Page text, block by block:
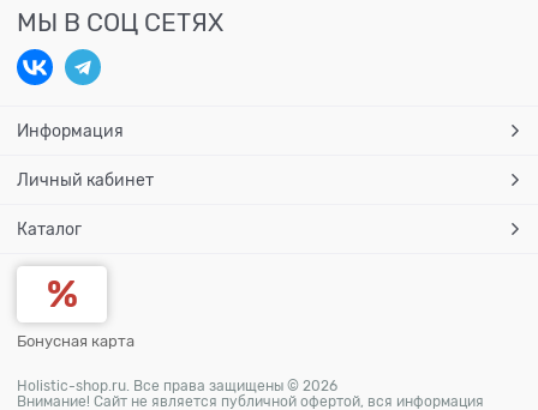
МЫ В СОЦ СЕТЯХ
Информация
Личный кабинет
Каталог
Бонусная карта
Holistic-shop.ru. Все права защищены © 2026
Внимание! Сайт не является публичной офертой, вся информация